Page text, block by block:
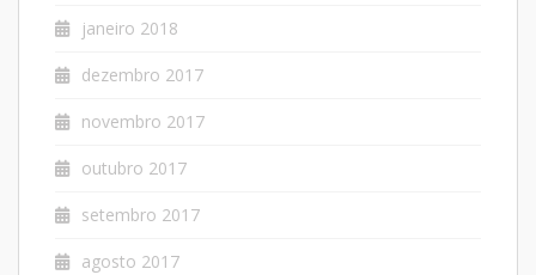
janeiro 2018
dezembro 2017
novembro 2017
outubro 2017
setembro 2017
agosto 2017